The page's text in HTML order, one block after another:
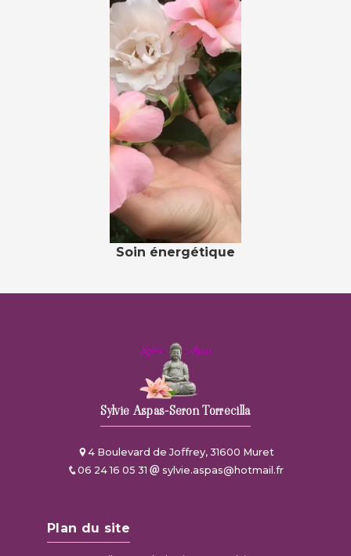
Soin énergétique
Sylvie Aspas-Seron Torrecilla
4 Boulevard de Joffrey, 31600 Muret
06 24 16 05 31
sylvie.aspas@hotmail.fr
Plan du site